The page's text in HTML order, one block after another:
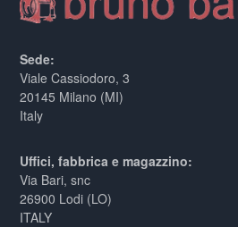
Sede:
Viale Cassiodoro, 3
20145 Milano (MI)
Italy
Uffici, fabbrica e magazzino:
Via Bari, snc
26900 Lodi (LO)
ITALY